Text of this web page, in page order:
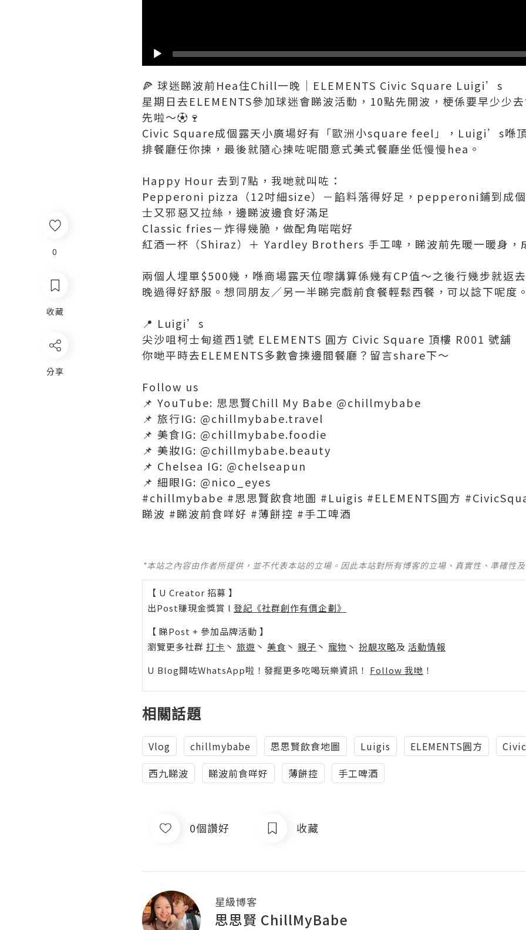
0
收藏
分享
🍕 球迷睇波前Hea住Chill一晚｜ELEMENTS Civic Square Luigi’s
星期日去ELEMENTS參加球迷會睇波活動，10點先開波，梗係要早少少
先啦～⚽️🍷
Civic Square成個露天小廣場好有「歐洲小square feel」，Luigi’s喺
排餐廳任你揀，最後就隨心揀咗呢間意式美式餐廳坐低慢慢hea。
Happy Hour 去到7點，我哋就叫咗：
Pepperoni pizza（12吋細size）－餡料落得好足，pepperoni鋪到成
士又邪惡又拉絲，邊睇波邊食好滿足
Classic fries－炸得幾脆，做配角啱啱好
紅酒一杯（Shiraz）＋ Yardley Brothers 手工啤，睇波前先暖一暖身，
兩個人埋單$500幾，喺商場露天位嚟講算係幾有CP值～之後行幾步就返
晚過得好舒服。想同朋友／另一半睇完戲前食餐輕鬆西餐，可以諗下呢度
📍 Luigi’s
尖沙咀柯士甸道西1號 ELEMENTS 圓方 Civic Square 頂樓 R001 號舖
你哋平時去ELEMENTS多數會揀邊間餐廳？留言share下～
Follow us
📌 YouTube: 思思賢Chill My Babe @chillmybabe
📌 旅行IG: @chillmybabe.travel
📌 美食IG: @chillmybabe.foodie
📌 美妝IG: @chillmybabe.beauty
📌 Chelsea IG: @chelseapun
📌 細眼IG: @nico_eyes
#chillmybabe #思思賢飲食地圖 #Luigis #ELEMENTS圓方
睇波 #睇波前食咩好 #薄餅控 #手工啤酒
*本站之內容由作者所提供，並不代表本站的立場。因此本站對所有博客的立場、真實性、準確性
【 U Creator 招募 】
出Post賺現金獎賞 l 登記《社群創作有價企劃》
【 睇Post + 參加品牌活動 】
瀏覽更多社群 打卡 丶 旅遊 丶 美食 丶 親子 丶 寵物 丶 扮靚攻略及 活動情報
U Blog開咗WhatsApp啦！發掘更多吃喝玩樂資訊！ Follow 我哋 ！
相關話題
Vlog chillmybabe 思思賢飲食地圖 Luigis ELEMENTS圓方
西九睇波
睇波前食咩好 薄餅控 手工啤酒
0個讚好 收藏
星級博客
思思賢 ChillMyBabe